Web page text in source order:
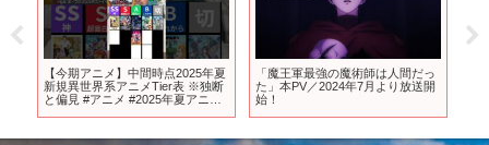
強の魔術師は人間だっ
2024年7月より放送開
TVアニメ「水属性の魔法使い」激
バトル最終回12話が神回すぎた
件！涼様がヤバすぎ！【女子会で
TVアニメ『俺は全て
する〜逆勘違いの世
メドリーム】 (CV:鈴